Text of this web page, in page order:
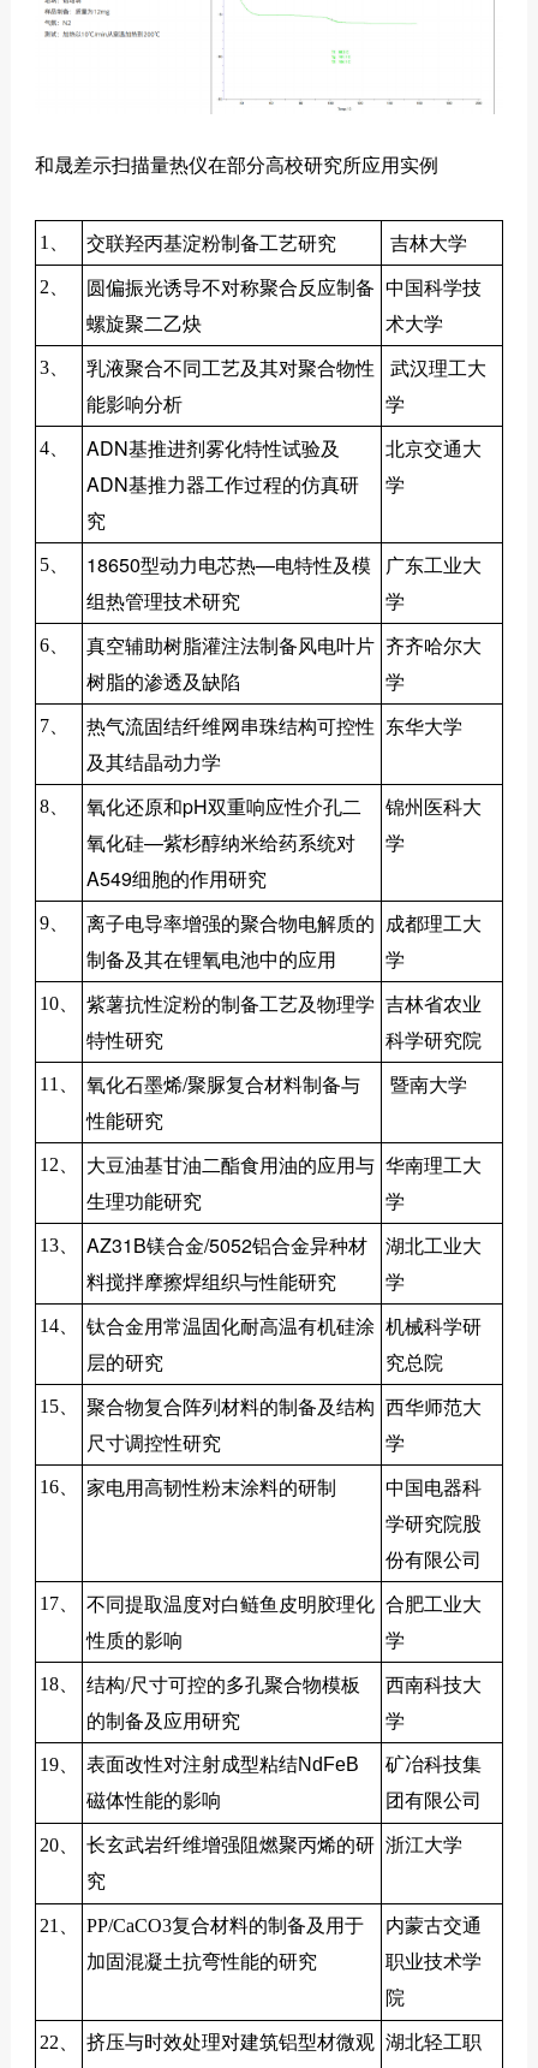
和晟差示扫描量热仪在部分高校研究所应用实例
1、 交联羟丙基淀粉制备工艺研究 吉林大学
2、
圆偏振光诱导不对称聚合反应制备
螺旋聚二乙炔
中国科学技
术大学
3、
乳液聚合不同工艺及其对聚合物性
能影响分析
武汉理工大
学
4、
ADN基推进剂雾化特性试验及
ADN基推力器工作过程的仿真研
究
北京交通大
学
5、
18650型动力电芯热—电特性及模
组热管理技术研究
广东工业大
学
6、
真空辅助树脂灌注法制备风电叶片
树脂的渗透及缺陷
齐齐哈尔大
学
7、
热气流固结纤维网串珠结构可控性
及其结晶动力学
东华大学
8、
氧化还原和pH双重响应性介孔二
氧化硅—紫杉醇纳米给药系统对
A549细胞的作用研究
锦州医科大
学
9、
离子电导率增强的聚合物电解质的
制备及其在锂氧电池中的应用
成都理工大
学
10、
紫薯抗性淀粉的制备工艺及物理学
特性研究
吉林省农业
科学研究院
11、
氧化石墨烯/聚脲复合材料制备与
性能研究
暨南大学
12、
大豆油基甘油二酯食用油的应用与
生理功能研究
华南理工大
学
13、
AZ31B镁合金/5052铝合金异种材
料搅拌摩擦焊组织与性能研究
湖北工业大
学
14、
钛合金用常温固化耐高温有机硅涂
层的研究
机械科学研
究总院
15、
聚合物复合阵列材料的制备及结构
尺寸调控性研究
西华师范大
学
16、 家电用高韧性粉末涂料的研制
中国电器科
学研究院股
份有限公司
17、
不同提取温度对白鲢鱼皮明胶理化
性质的影响
合肥工业大
学
18、
结构/尺寸可控的多孔聚合物模板
的制备及应用研究
西南科技大
学
19、
表面改性对注射成型粘结NdFeB
磁体性能的影响
矿冶科技集
团有限公司
20、
长玄武岩纤维增强阻燃聚丙烯的研
究
浙江大学
21、
PP/CaCO3复合材料的制备及用于
加固混凝土抗弯性能的研究
内蒙古交通
职业技术学
院
22、 挤压与时效处理对建筑铝型材微观 湖北轻工职